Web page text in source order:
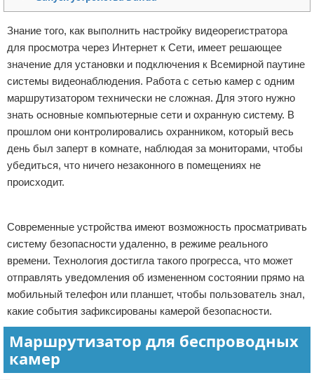
Для автомобиля
Разное
Знание того, как выполнить настройку видеорегистратора
для просмотра через Интернет к Сети, имеет решающее
значение для установки и подключения к Всемирной паутине
системы видеонаблюдения. Работа с сетью камер с одним
маршрутизатором технически не сложная. Для этого нужно
знать основные компьютерные сети и охранную систему. В
прошлом они контролировались охранником, который весь
день был заперт в комнате, наблюдая за мониторами, чтобы
убедиться, что ничего незаконного в помещениях не
происходит.
Современные устройства имеют возможность просматривать
систему безопасности удаленно, в режиме реального
времени. Технология достигла такого прогресса, что может
отправлять уведомления об измененном состоянии прямо на
мобильный телефон или планшет, чтобы пользователь знал,
какие события зафиксированы камерой безопасности.
Маршрутизатор для беспроводных
камер